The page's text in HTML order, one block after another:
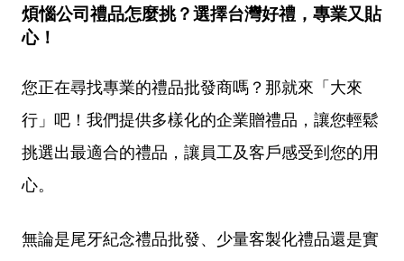
煩惱公司禮品怎麼挑？選擇台灣好禮，專業又貼
心！
您正在尋找專業的禮品批發商嗎？那就來「大來
行」吧！我們提供多樣化的企業贈禮品，讓您輕鬆
挑選出最適合的禮品，讓員工及客戶感受到您的用
心。
無論是尾牙紀念禮品批發、少量客製化禮品還是實